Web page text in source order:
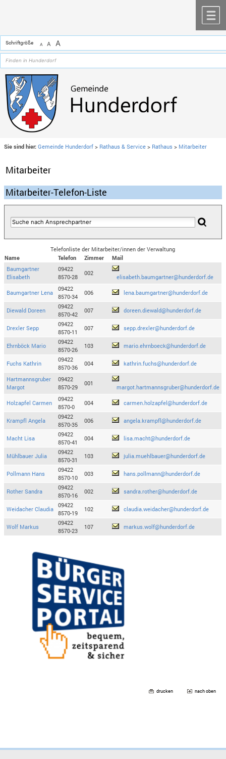
Schriftgröße A A A
Sie sind hier: Gemeinde Hunderdorf > Rathaus & Service > Rathaus > Mitarbeiter
Mitarbeiter
Mitarbeiter-Telefon-Liste
Telefonliste der Mitarbeiter/innen der Verwaltung
Name
Telefon Zimmer
Mail
Baumgartner
Elisabeth
09422
8570-28
002
elisabeth.baumgartner@hunderdorf.de
Baumgartner Lena
09422
8570-34
006 lena.baumgartner@hunderdorf.de
Diewald Doreen
09422
8570-42
007 doreen.diewald@hunderdorf.de
Drexler Sepp
09422
8570-11
007 sepp.drexler@hunderdorf.de
Ehrnböck Mario
09422
8570-26
103 mario.ehrnboeck@hunderdorf.de
Fuchs Kathrin
09422
8570-36
004 kathrin.fuchs@hunderdorf.de
Hartmannsgruber
Margot
09422
8570-29
001
margot.hartmannsgruber@hunderdorf.de
Holzapfel Carmen
09422
8570-0
004 carmen.holzapfel@hunderdorf.de
Krampfl Angela
09422
8570-35
006 angela.krampfl@hunderdorf.de
Macht Lisa
09422
8570-41
004 lisa.macht@hunderdorf.de
Mühlbauer Julia
09422
8570-31
103 julia.muehlbauer@hunderdorf.de
Pollmann Hans
09422
8570-10
003 hans.pollmann@hunderdorf.de
Rother Sandra
09422
8570-16
002 sandra.rother@hunderdorf.de
Weidacher Claudia
09422
8570-19
102 claudia.weidacher@hunderdorf.de
Wolf Markus
09422
8570-23
107 markus.wolf@hunderdorf.de
drucken nach oben